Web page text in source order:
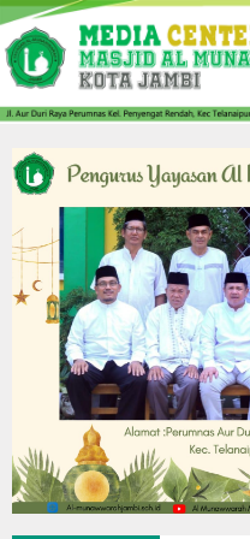
Informasi
Berita
Download
Galleri
Galleri Photo
Koleksi Video
Agenda
Kontak Kami